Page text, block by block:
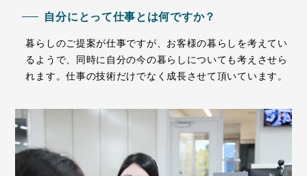
自分にとって仕事とは何ですか？
暮らしのご提案が仕事ですが、お客様の暮らしを考えてい
るようで、同時に自分の今の暮らしについても考えさせら
れます。仕事の技術だけでなく成長させて頂いています。